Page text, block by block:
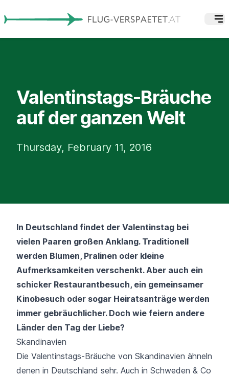
Valentinstags-Bräuche
auf der ganzen Welt
Thursday, February 11, 2016
In Deutschland findet der Valentinstag bei
vielen Paaren großen Anklang. Traditionell
werden Blumen, Pralinen oder kleine
Aufmerksamkeiten verschenkt. Aber auch ein
schicker Restaurantbesuch, ein gemeinsamer
Kinobesuch oder sogar Heiratsanträge werden
immer gebräuchlicher. Doch wie feiern andere
Länder den Tag der Liebe?
Skandinavien
Die Valentinstags-Bräuche von Skandinavien ähneln
denen in Deutschland sehr. Auch in Schweden & Co